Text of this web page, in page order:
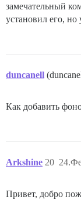
замечательный
установил его, но
duncanell
Как добавить
Arkshine 20
Привет, добро